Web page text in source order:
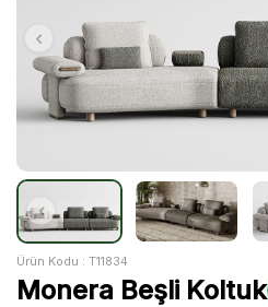
Ürün Kodu : T11834
Monera Beşli Koltuk